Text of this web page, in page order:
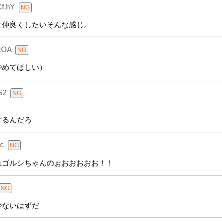
良くしたいそんな感じ。
てほしい）
んだろ
ルシちゃんのぉおおおおお！！
いはずだ